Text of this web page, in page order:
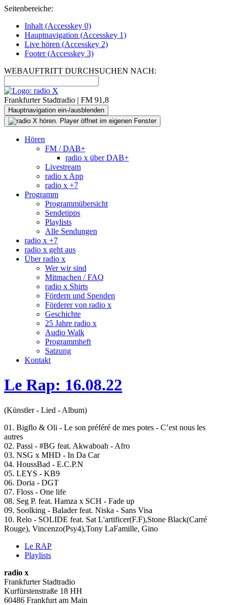
Seitenbereiche:
Inhalt (Accesskey 0)
Hauptnavigation (Accesskey 1)
Live hören (Accesskey 2)
Footer(Accesskey 3)
WEBAUFTRITT DURCHSUCHEN NACH:
Frankfurter Stadtradio | FM 91,8
Hauptnavigation ein-/ausblenden
Hören
FM / DAB+
radio x über DAB+
Livestream
radio x App
radio x +7
Programm
Programmübersicht
Sendetipps
Playlists
Alle Sendungen
radio x +7
radio x geht aus
Über radio x
Wer wir sind
Mitmachen / FAQ
radio x Shirts
Fördern und Spenden
Förderer von radio x
Geschichte
25 Jahre radio x
Audio Walk
Programmheft
Satzung
Kontakt
Le Rap: 16.08.22
(Künstler - Lied - Album)
01. Bigflo & Oli - Le son préféré de mes potes - C’est nous les
autres
02. Passi - #BG feat. Akwaboah - Afro
03. NSG x MHD - In Da Car
04. HoussBad - E.C.P.N
05. LEYS - KB9
06. Doria - DGT
07. Floss - One life
08. Seg P. feat. Hamza x SCH - Fade up
09. Soolking - Balader feat. Niska - Sans Visa
10. Relo - SOLIDE feat. Sat L'artificer(F.F),Stone Black(Carré
Rouge), Vincenzo(Psy4),Tony LaFamille, Gino
Le RAP
Playlists
radio x
Frankfurter Stadtradio
Kurfürstenstraße 18 HH
60486 Frankfurt am Main